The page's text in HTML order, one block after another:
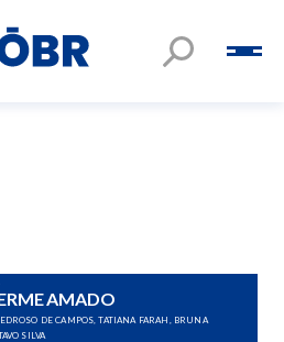
AMADO
DE CAMPOS, TATIANA FARAH, BRUNA
SILVA